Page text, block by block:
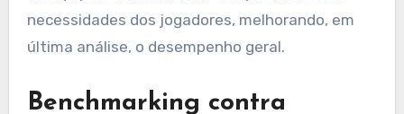
necessidades dos jogadores, melhorando, em
última análise, o desempenho geral.
Benchmarking contra